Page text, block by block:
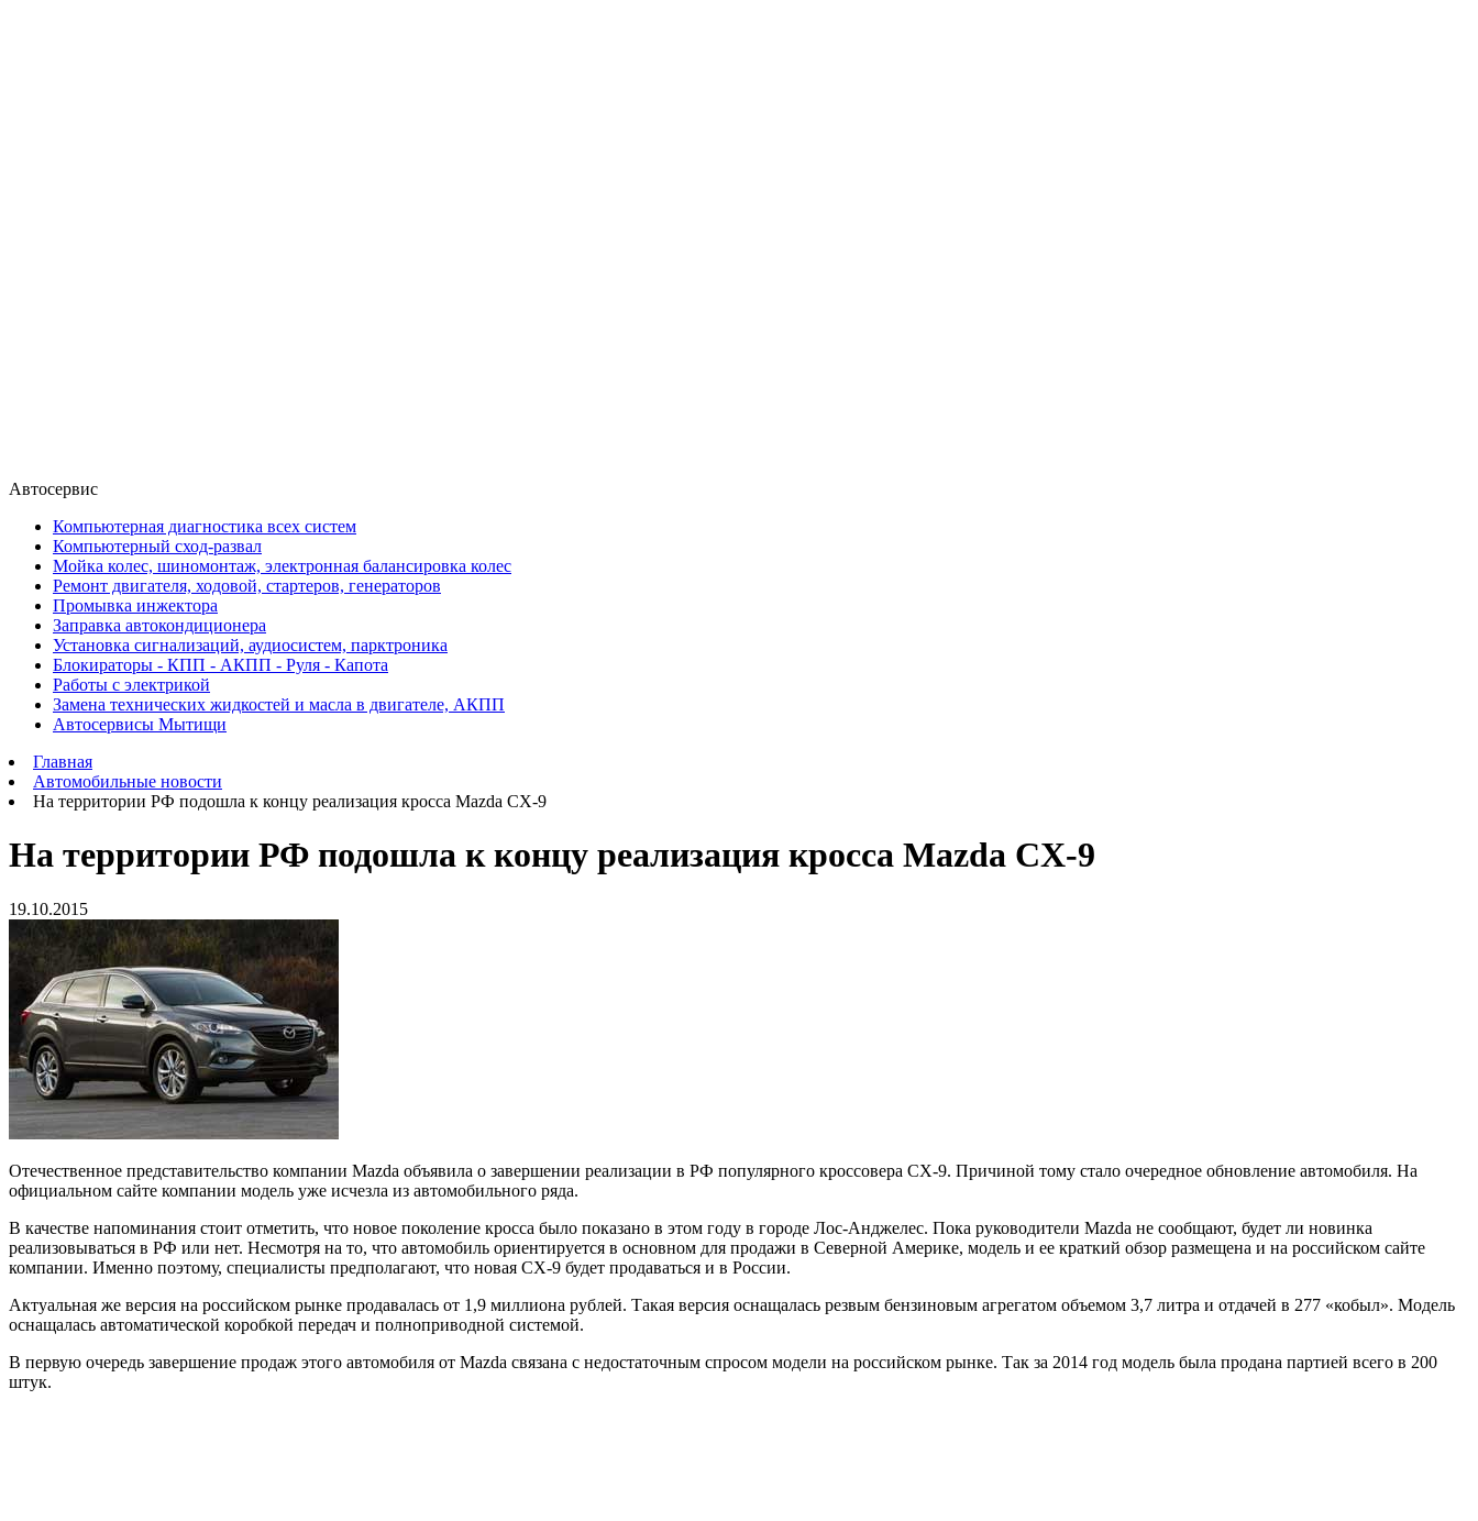
Автосервис
Компьютерная диагностика всех систем
Компьютерный сход-развал
Мойка колес, шиномонтаж, электронная балансировка колес
Ремонт двигателя, ходовой, стартеров, генераторов
Промывка инжектора
Заправка автокондиционера
Установка сигнализаций, аудиосистем, парктроника
Блокираторы - КПП - АКПП - Руля - Капота
Работы с электрикой
Замена технических жидкостей и масла в двигателе, АКПП
Автосервисы Мытищи
Главная
Автомобильные новости
На территории РФ подошла к концу реализация кросса Mazda CX-9
На территории РФ подошла к концу реализация кросса Mazda CX-9
19.10.2015
Отечественное представительство компании Mazda объявила о завершении реализации в РФ популярного кроссовера CX-9. Причиной тому стало очередное обновление автомобиля. На
официальном сайте компании модель уже исчезла из автомобильного ряда.
В качестве напоминания стоит отметить, что новое поколение кросса было показано в этом году в городе Лос-Анджелес. Пока руководители Mazda не сообщают, будет ли новинка
реализовываться в РФ или нет. Несмотря на то, что автомобиль ориентируется в основном для продажи в Северной Америке, модель и ее краткий обзор размещена и на российском сайте
компании. Именно поэтому, специалисты предполагают, что новая CX-9 будет продаваться и в России.
Актуальная же версия на российском рынке продавалась от 1,9 миллиона рублей. Такая версия оснащалась резвым бензиновым агрегатом объемом 3,7 литра и отдачей в 277 «кобыл». Модель
оснащалась автоматической коробкой передач и полноприводной системой.
В первую очередь завершение продаж этого автомобиля от Mazda связана с недостаточным спросом модели на российском рынке. Так за 2014 год модель была продана партией всего в 200
штук.